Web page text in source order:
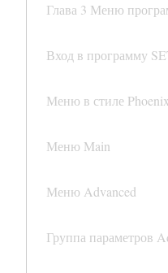
Глава 3 Меню
Вход в программу
Меню в стиле Phoenix
Меню Main
Меню Advanced
Группа параметров